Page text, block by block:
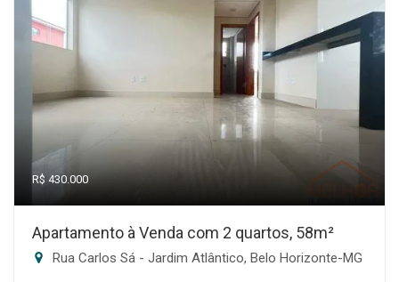
R$ 430.000
Apartamento à Venda com 2 quartos, 58m²
Rua Carlos Sá - Jardim Atlântico, Belo Horizonte-MG